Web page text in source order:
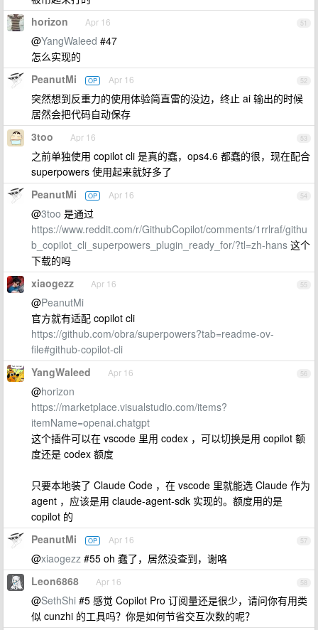
51
horizon Apr 16
@YangWaleed #47
怎么实现的
52
PeanutMi OP Apr 16
突然想到反重力的使用体验简直雷的没边，终止 ai 输出的时候
居然会把代码自动保存
53
3too Apr 16
之前单独使用 copilot cli 是真的蠢，ops4.6 都蠢的很，现在配合
superpowers 使用起来就好多了
54
PeanutMi OP Apr 16
@3too 是通过
https://www.reddit.com/r/GithubCopilot/comments/1rrlraf/githu
b_copilot_cli_superpowers_plugin_ready_for/?tl=zh-hans 这个
下载的吗
55
xiaogezz Apr 16
@PeanutMi
官方就有适配 copilot cli
https://github.com/obra/superpowers?tab=readme-ov-
file#github-copilot-cli
56
YangWaleed Apr 16
@horizon
https://marketplace.visualstudio.com/items?
itemName=openai.chatgpt
这个插件可以在 vscode 里用 codex ，可以切换是用 copilot 额
度还是 codex 额度
只要本地装了 Claude Code ，在 vscode 里就能选 Claude 作为
agent ，应该是用 claude-agent-sdk 实现的。额度用的是
copilot 的
57
PeanutMi OP Apr 16
@xiaogezz #55 oh 蠢了，居然没查到，谢咯
58
Leon6868 Apr 16
@SethShi #5 感觉 Copilot Pro 订阅量还是很少，请问你有用类
似 cunzhi 的工具吗？你是如何节省交互次数的呢？